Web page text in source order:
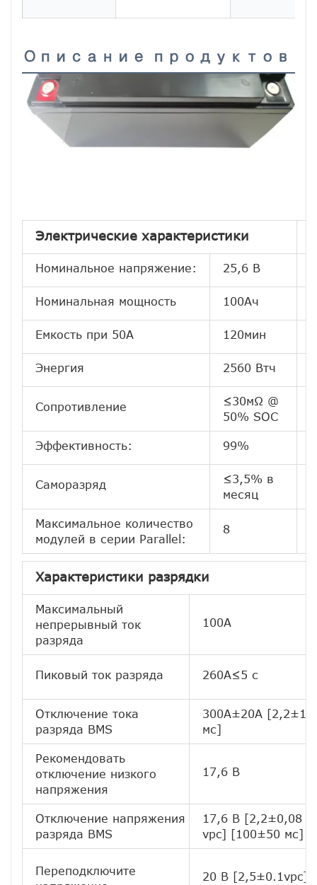
Описание продуктов
Электрические характеристики
Номинальное напряжение: 25,6 В
Номинальная мощность 100Ач
Емкость при 50А 120мин
Энергия 2560 Втч
Сопротивление
≤30мΩ @
50% SOC
Эффективность: 99%
Саморазряд
≤3,5% в
месяц
Максимальное количество
модулей в серии Parallel:
8
Характеристики разрядки
Максимальный
непрерывный ток
разряда
100А
Пиковый ток разряда 260А≤5 с
Отключение тока
разряда BMS
300А±20А [2,2±1
мс]
Рекомендовать
отключение низкого
напряжения
17,6 В
Отключение напряжения
разряда BMS
17,6 В [2,2±0,08
vpc] [100±50 мс]
Переподключите
20 В [2,5±0.1vpc]